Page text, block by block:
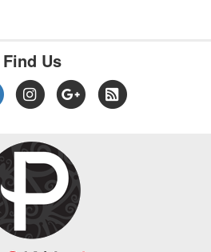
Find Us